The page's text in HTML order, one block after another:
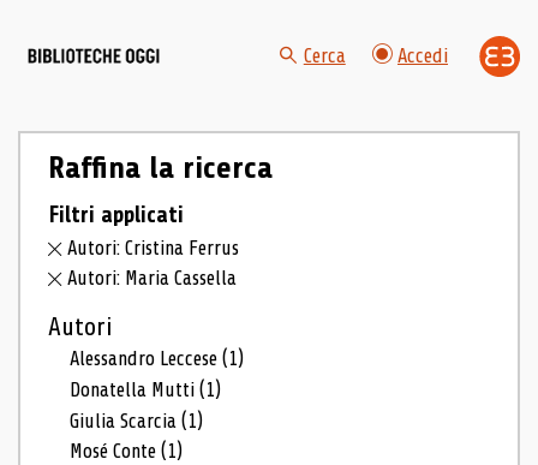
Cerca Accedi
Raffina la ricerca
Filtri applicati
Autori: Cristina Ferrus
Autori: Maria Cassella
Autori
Alessandro Leccese(1)
Donatella Mutti(1)
Giulia Scarcia(1)
Mosé Conte(1)